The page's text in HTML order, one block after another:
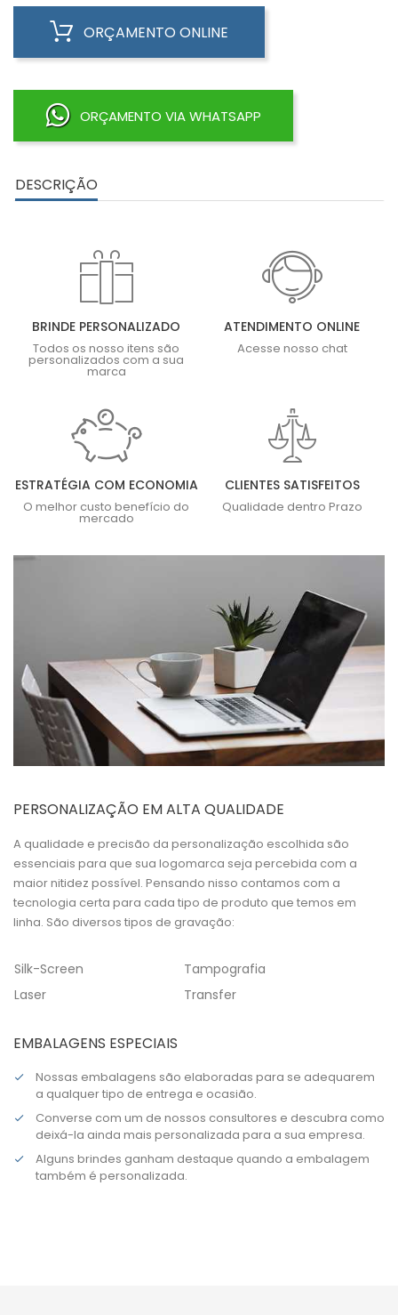
ORÇAMENTO ONLINE
ORÇAMENTO VIA WHATSAPP
DESCRIÇÃO
BRINDE PERSONALIZADO
Todos os nosso itens são
personalizados com a sua
marca
ATENDIMENTO ONLINE
Acesse nosso chat
ESTRATÉGIA COM ECONOMIA
O melhor custo benefício do
mercado
CLIENTES SATISFEITOS
Qualidade dentro Prazo
PERSONALIZAÇÃO EM ALTA QUALIDADE
A qualidade e precisão da personalização escolhida são
essenciais para que sua logomarca seja percebida com a
maior nitidez possível. Pensando nisso contamos com a
tecnologia certa para cada tipo de produto que temos em
linha. São diversos tipos de gravação:
Silk-Screen
Laser
Tampografia
Transfer
EMBALAGENS ESPECIAIS
Nossas embalagens são elaboradas para se adequarem
a qualquer tipo de entrega e ocasião.
Converse com um de nossos consultores e descubra como
deixá-la ainda mais personalizada para a sua empresa.
Alguns brindes ganham destaque quando a embalagem
também é personalizada.